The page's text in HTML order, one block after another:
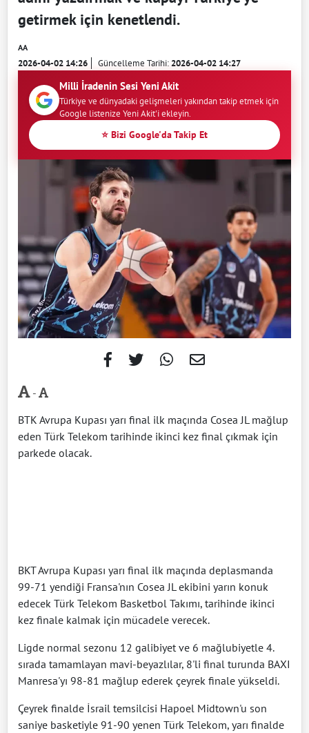
getirmek için kenetlendi.
AA
2026-04-02 14:26 Güncelleme Tarihi:2026-04-02 14:27
Milli İradenin Sesi Yeni Akit
Türkiye ve dünyadaki gelişmeleri yakından takip etmek için
Google listenize Yeni Akit'i ekleyin.
⭐ Bizi Google'da Takip Et
-
BTK Avrupa Kupası yarı final ilk maçında Cosea JL mağlup
eden Türk Telekom tarihinde ikinci kez final çıkmak için
parkede olacak.
BKT Avrupa Kupası yarı final ilk maçında deplasmanda
99-71 yendiği Fransa'nın Cosea JL ekibini yarın konuk
edecek Türk Telekom Basketbol Takımı, tarihinde ikinci
kez finale kalmak için mücadele verecek.
Ligde normal sezonu 12 galibiyet ve 6 mağlubiyetle 4.
sırada tamamlayan mavi-beyazlılar, 8'li final turunda BAXI
Manresa'yı 98-81 mağlup ederek çeyrek finale yükseldi.
Çeyrek finalde İsrail temsilcisi Hapoel Midtown'u son
saniye basketiyle 91-90 yenen Türk Telekom, yarı finalde